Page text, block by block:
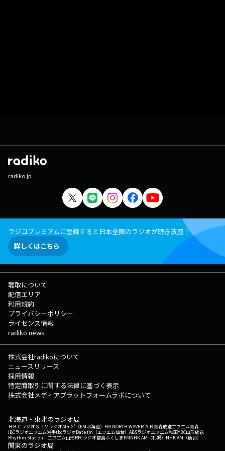
radiko.jp
ラジコプレミアムに登録すると日本全国のラジオが聴き放題！
詳しくはこちら
聴取について
配信エリア
利用規約
プライバシーポリシー
ライセンス情報
radiko news
株式会社radikoについて
ニュースリリース
採用情報
特定商取引に関する法律に基づく表示
株式会社メディアプラットフォームラボについて
北海道・東北のラジオ局
ＨＢＣラジオＳＴＶラジオAIR-G'（FM北海道） FM NORTH WAVEＲＡＢ青森放送エフエム青森
IBCラジオエフエム岩手tbcラジオDate fm（エフエム仙台） ABSラジオエフエム秋田YBC山形放送
Rhythm Station エフエム山形RFCラジオ福島ふくしまFMNHK AM（札幌） NHK AM（仙台）
関東のラジオ局